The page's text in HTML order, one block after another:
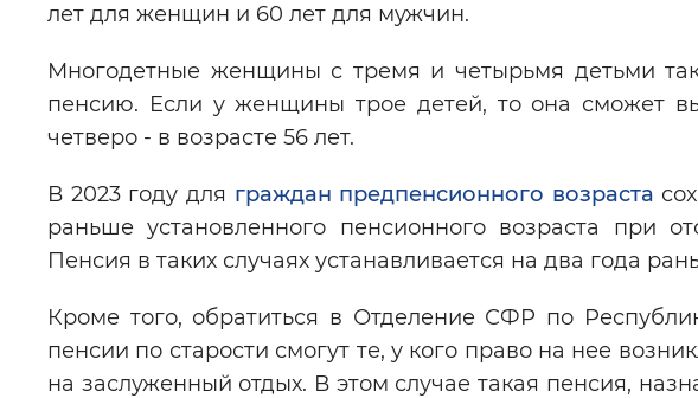
лет для женщин и 60 лет для мужчин.
Многодетные женщины с тремя и четырьмя детьми
пенсию. Если у женщины трое детей, то она сможет
четверо - в возрасте 56 лет.
В 2023 году для граждан предпенсионного возраста
раньше установленного пенсионного возраста при
Пенсия в таких случаях устанавливается на два года
Кроме того, обратиться в Отделение СФР по
пенсии по старости смогут те, у кого право на нее
на заслуженный отдых. В этом случае такая пенсия,